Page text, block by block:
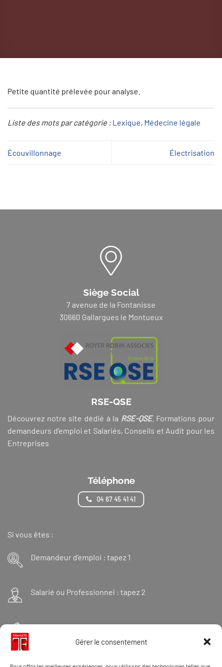
Gérer le consentement
Petite quantité prélevée pour analyse.
Liste des mots par catégorie : Lexique, Médecine légale
Écouvillonnage Électrisation
Siège Social
7 avenue de la Fontanisse
30660 Gallargues le Montueux
RSE-QSE
Découvrez notre site dédié à la RSE-QSE. Formations pour
demandeurs d’emploi et Salariés, Conseils et Audit pour les
Entreprises
Téléphone
04 67 45 41 41
Si vous êtes :
Demandeur d’emploi : tapez 1
Salarié ou Professionnel : tapez 2
Financeur : tapez 3
Et « 98 » pour une formation Thanatopraxie